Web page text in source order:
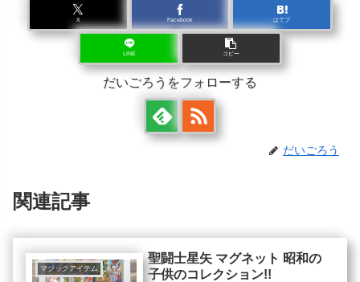
X Facebook はてブ
LINE コピー
だいごろうをフォローする
だいごろう
関連記事
マジックアイテム
聖闘士星矢 マグネット 昭和の
子供のコレクション!!